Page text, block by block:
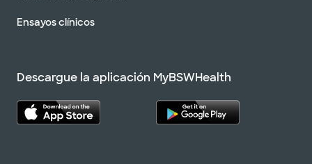
Ensayos clínicos
Descargue la aplicación MyBSWHealth